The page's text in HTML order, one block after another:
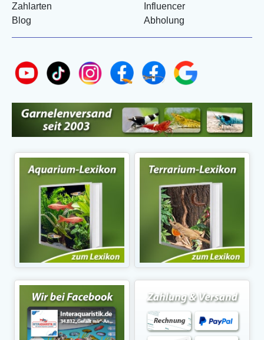
Zahlarten
Blog
Influencer
Abholung